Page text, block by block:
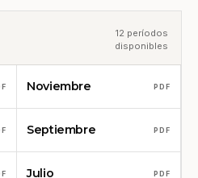
12 períodos
disponibles
Noviembre PDF
Septiembre PDF
Julio PDF